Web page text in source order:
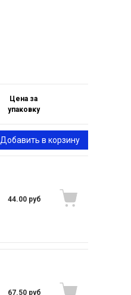
Цена за
упаковку
Добавить в корзину
44.00 руб
67.50 руб